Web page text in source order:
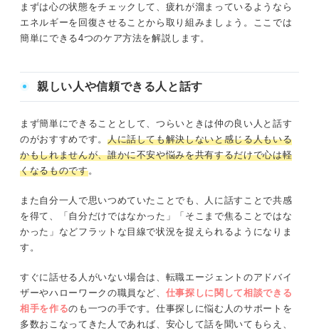
まずは心の状態をチェックして、疲れが溜まっているようなら
エネルギーを回復させることから取り組みましょう。ここでは
簡単にできる4つのケア方法を解説します。
親しい人や信頼できる人と話す
まず簡単にできることとして、つらいときは仲の良い人と話す
のがおすすめです。 人に話しても解決しないと感じる人もいる
かもしれませんが、誰かに不安や悩みを共有するだけで心は軽
くなるものです。
また自分一人で思いつめていたことでも、人に話すことで共感
を得て、「自分だけではなかった」「そこまで焦ることではな
かった」などフラットな目線で状況を捉えられるようになりま
す。
すぐに話せる人がいない場合は、転職エージェントのアドバイ
ザーやハローワークの職員など、 仕事探しに関して相談できる
相手を作るのも一つの手です。仕事探しに悩む人のサポートを
多数おこなってきた人であれば、安心して話を聞いてもらえ、